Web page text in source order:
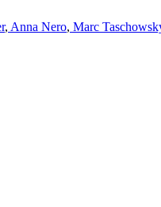
, Anna Nero, Marc